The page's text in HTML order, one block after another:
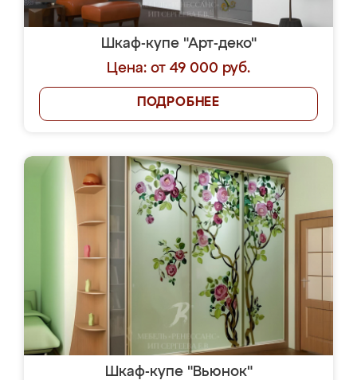
Шкаф-купе "Арт-деко"
Цена: от 49 000 руб.
ПОДРОБНЕЕ
Шкаф-купе "Вьюнок"